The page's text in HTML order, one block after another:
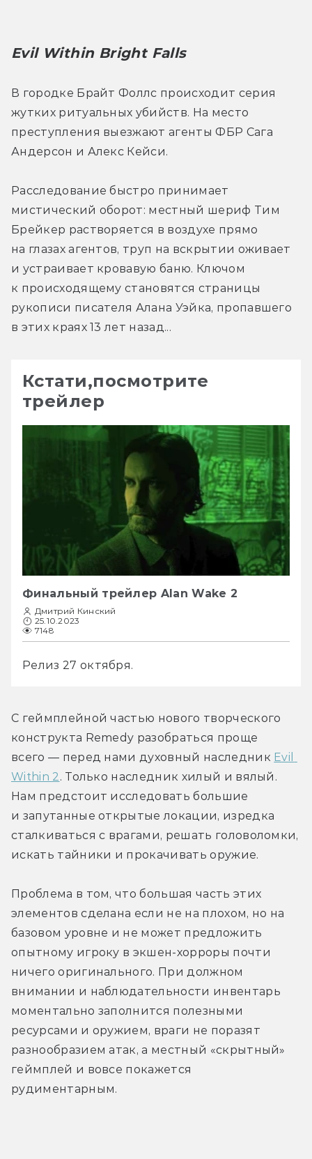
Evil Within Bright Falls
В городке Брайт Фоллс происходит серия
жутких ритуальных убийств. На место
преступления выезжают агенты ФБР Сага
Андерсон и Алекс Кейси.
Расследование быстро принимает
мистический оборот: местный шериф Тим
Брейкер растворяется в воздухе прямо
на глазах агентов, труп на вскрытии оживает
и устраивает кровавую баню. Ключом
к происходящему становятся страницы
рукописи писателя Алана Уэйка, пропавшего
в этих краях 13 лет назад...
Кстати,посмотрите
трейлер
Финальный трейлер Alan Wake 2
Дмитрий Кинский
25.10.2023
7148
Релиз 27 октября.
С геймплейной частью нового творческого
конструкта Remedy разобраться проще
всего — перед нами духовный наследник Evil
Within 2 . Только наследник хилый и вялый.
Нам предстоит исследовать большие
и запутанные открытые локации, изредка
сталкиваться с врагами, решать головоломки,
искать тайники и прокачивать оружие.
Проблема в том, что большая часть этих
элементов сделана если не на плохом, но на
базовом уровне и не может предложить
опытному игроку в экшен-хорроры почти
ничего оригинального. При должном
внимании и наблюдательности инвентарь
моментально заполнится полезными
ресурсами и оружием, враги не поразят
разнообразием атак, а местный «скрытный»
геймплей и вовсе покажется
рудиментарным.